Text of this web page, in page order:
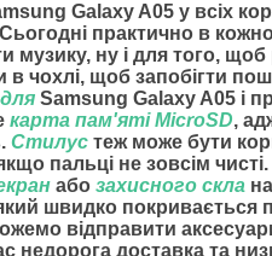
Galaxy A05 у всіх
практично в
музику, ну і для того,
в чохлі, щоб запобігти
Samsung Galaxy A05 і
карта пам'яті MicroSD,
Стилус теж може бути
пальці не зовсім
або захисного скла
швидко покривається
відправити
доставка та